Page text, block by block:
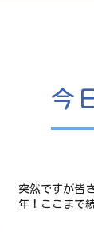
今
突然ですが皆
年！ここま